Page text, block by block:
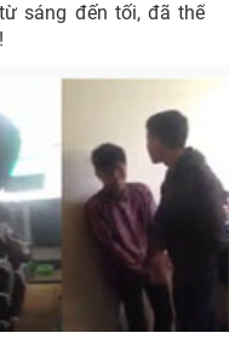
sáng đến tối, đã thế